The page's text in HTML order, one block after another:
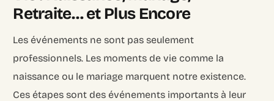
Retraite… et Plus Encore
Les événements ne sont pas seulement
professionnels. Les moments de vie comme la
naissance ou le mariage marquent notre existence.
Ces étapes sont des événements importants à leur